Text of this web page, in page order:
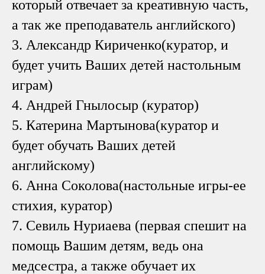
который отвечает за креативную часть,
а так же преподаватель английского)
3. Александр Кириченко(куратор, и
будет учить Ваших детей настольным
играм)
4. Андрей Гнылосыр (куратор)
5. Катерина Мартынова(куратор и
будет обучать Ваших детей
английскому)
6. Анна Соколова(настольные игры-ее
стихия, куратор)
7. Севиль Нуриаева (первая спешит на
помощь Вашим детям, ведь она
медсестра, а также обучает их